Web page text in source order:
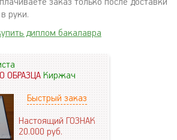
руки.
диплом бакалавра
ОБРАЗЦАКиржач
Быстрый заказ
Настоящий ГОЗНАК
20.000руб.